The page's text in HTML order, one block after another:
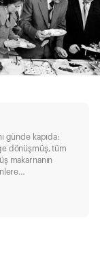
günde kapıda:
makarnanın
hikâyesi de